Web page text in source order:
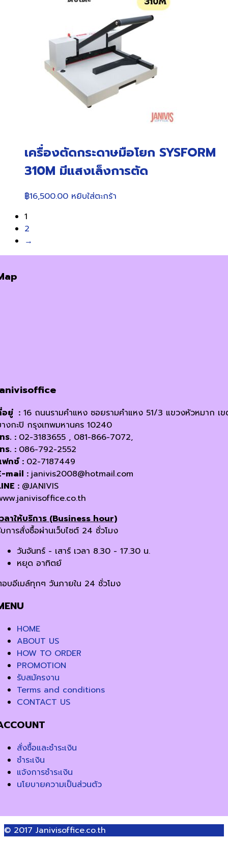
เครื่องตัดกระดาษมือโยก SYSFORM
310M มีแสงเล็งการตัด
฿16,500.00 หยิบใส่ตะกร้า
1
2
→
อยู่ : 16 ถนนรามคำแหง ซอยรามคำแหง 51/3 แขวงหัวหมาก เ
งกะปิ กรุงเทพมหานคร 10240
ร. : 02-3183655 , 081-866-7072,
ร. : 086-792-2552
กซ์ : 02-7187449
mail : janivis2008@hotmail.com
: @JANIVIS
ลาให้บริการ (Business hour)
การสั่งซื้อผ่านเว็บไซต์ 24 ชั่วโมง
วันจันทร์ - เสาร์ เวลา 8.30 - 17.30 น.
หยุด อาทิตย์
บอีเมล์ทุกๆ วันภายใน 24 ชั่วโมง
HOME
ABOUT US
HOW TO ORDER
PROMOTION
รับสมัครงาน
Terms and conditions
CONTACT US
สั่งซื้อและชำระเงิน
ชำระเงิน
แจ้งการชำระเงิน
นโยบายความเป็นส่วนตัว
© 2017 Janivisoffice.co.th